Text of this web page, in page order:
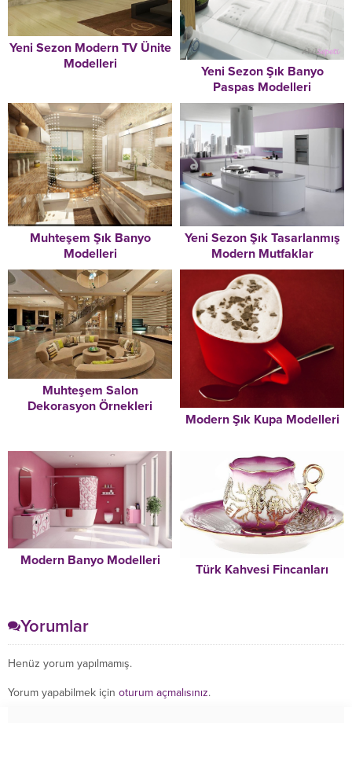
Yeni Sezon Modern TV Ünite
Modelleri
Yeni Sezon Şık Banyo
Paspas Modelleri
Muhteşem Şık Banyo
Modelleri
Yeni Sezon Şık Tasarlanmış
Modern Mutfaklar
Muhteşem Salon
Dekorasyon Örnekleri
Modern Şık Kupa Modelleri
Modern Banyo Modelleri
Türk Kahvesi Fincanları
Yorumlar
Henüz yorum yapılmamış.
Yorum yapabilmek için oturum açmalısınız.